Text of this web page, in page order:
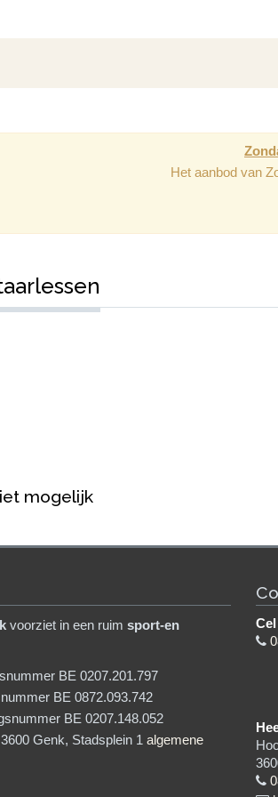
Het aanbod van
mogelijk
voorziet in een ruim sport-en
BE 0207.201.797
BE 0872.093.742
BE 0207.148.052
Genk, Stadsplein 1 algemene